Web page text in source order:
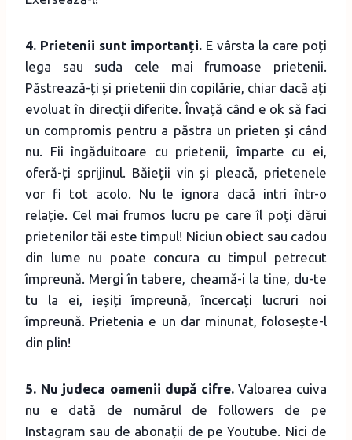
4. Prietenii sunt importanți. E vârsta la care poți
lega sau suda cele mai frumoase prietenii.
Păstrează-ți și prietenii din copilărie, chiar dacă ați
evoluat în direcții diferite. Învață când e ok să faci
un compromis pentru a păstra un prieten și când
nu. Fii îngăduitoare cu prietenii, împarte cu ei,
oferă-ți sprijinul. Băieții vin și pleacă, prietenele
vor fi tot acolo. Nu le ignora dacă intri într-o
relație. Cel mai frumos lucru pe care îl poți dărui
prietenilor tăi este timpul! Niciun obiect sau cadou
din lume nu poate concura cu timpul petrecut
împreună. Mergi în tabere, cheamă-i la tine, du-te
tu la ei, ieșiți împreună, încercați lucruri noi
împreună. Prietenia e un dar minunat, folosește-l
din plin!
5. Nu judeca oamenii după cifre.Valoarea cuiva
nu e dată de numărul de followers de pe
Instagram sau de abonații de pe Youtube. Nici de